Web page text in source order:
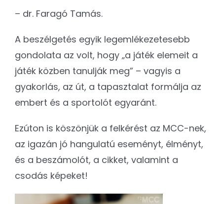
– dr. Faragó Tamás.
A beszélgetés egyik legemlékezetesebb
gondolata az volt, hogy „a játék elemeit a
játék közben tanulják meg” – vagyis a
gyakorlás, az út, a tapasztalat formálja az
embert és a sportolót egyaránt.
Ezúton is köszönjük a felkérést az MCC-nek,
az igazán jó hangulatú eseményt, élményt,
és a beszámolót, a cikket, valamint a
csodás képeket!